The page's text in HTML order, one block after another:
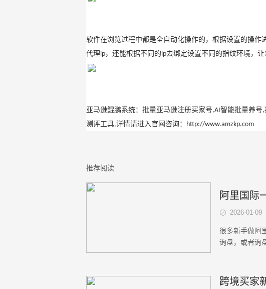
软件在浏览过程中都是全自动化操作的，根据设置的操
代理ip，还能根据不同的ip去绑定设置不同的指纹环境，
亚马逊鲲鹏系统：批量亚马逊注册买家号,AI智能批量养号,
测评工具,详情请进入官网咨询： http://www.amzkp.com
推荐阅读
阿里国际
2026-01-09
很多新手做阿
询盘，或者询
跨境买家